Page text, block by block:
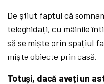
De știut faptul că
teleghidați, cu mâinile
să se miște prin spațiul
miște obiecte prin casă.
Totuși, dacă aveți un